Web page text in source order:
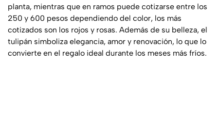
planta, mientras que en ramos puede cotizarse entre los
250 y 600 pesos dependiendo del color, los más
cotizados son los rojos y rosas. Además de su belleza, el
tulipán simboliza elegancia, amor y renovación, lo que lo
convierte en el regalo ideal durante los meses más fríos.